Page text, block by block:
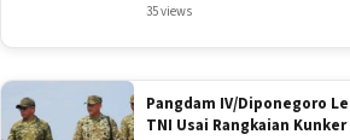
35 views
Pangdam IV/Diponegoro
TNI Usai Rangkaian